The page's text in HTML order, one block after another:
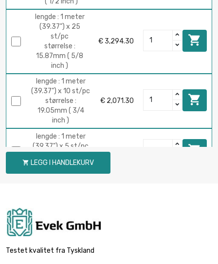
lengde : 1 meter
(39.37") x 25
st/pc
størrelse :
15.87mm ( 5/8
inch )
€ 3,294.30 
lengde : 1 meter
(39.37") x 10 st/pc
størrelse :
19.05mm ( 3/4
inch )
€ 2,071.30 
lengde : 1 meter
(39.37") x 5 st/pc
( 7/8 inch )
€ 1,640.90 
22.2mm ( 7/8 inch
størrelse : 25.4mm
( 1 inch )
lengde : 1 meter
 LEGG I HANDLEKURV
Testet kvalitet fra Tyskland